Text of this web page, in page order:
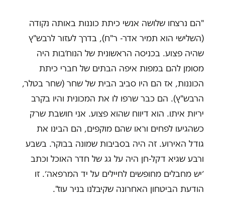
"הם נרצחו שלושה אנשי כיתת כוננות באותה נקודה
(השלישי הוא תמיר אדר- ר"ח), בדרך לעזור לרבש"ץ
שהיה פצוע. בכניסה הראשונית של הנוח׳בות היה
מסומן להם במפות איפה הבתים של חברי כיתת
הכוננות, אז הם היו סביב הבית של שחר (שחר בטלר,
הרבש"ץ). הם כבר שרפו לו את המכונית והיו בקרב
יריות איתו. הוא דיווח שהוא פצוע. אני חושבת שרק
כשהגיעו לפחים וראו שהם מוקפים, הם הבינו את
גודל האירוע. זה היה בסביבות שמונה בבוקר. בשבע
ורבע שגיא דקל-חן היה על גג של חדר האוכל וכתב
׳יש מחבלים מחופשים לחיילים על יד המרפאה׳. זו
הודעת הביטחון האחרונה שקיבלנו בניר עוז".